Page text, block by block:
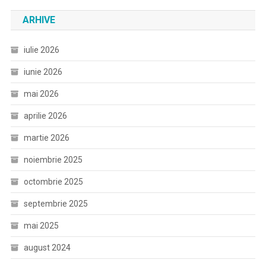
ARHIVE
iulie 2026
iunie 2026
mai 2026
aprilie 2026
martie 2026
noiembrie 2025
octombrie 2025
septembrie 2025
mai 2025
august 2024